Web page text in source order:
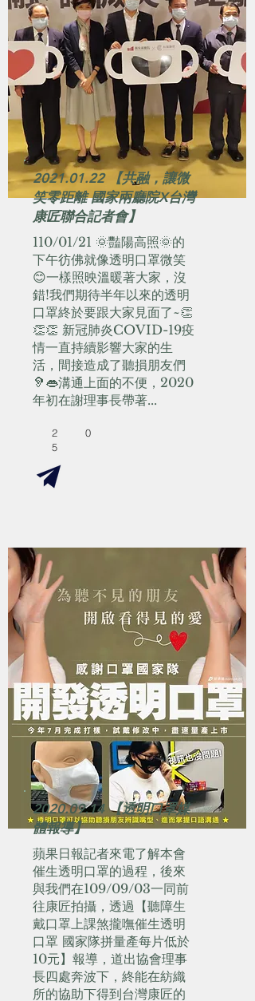
2021.01.22【共融，讓微
笑零距離 國家兩廳院X台灣
康匠聯合記者會】
110/01/21 🌞豔陽高照🌞的
下午彷佛就像透明口罩微笑
😊一樣照映溫暖著大家，沒
錯!我們期待半年以來的透明
口罩終於要跟大家見面了~👏
👏👏 新冠肺炎COVID-19疫
情一直持續影響大家的生
活，間接造成了聽損朋友們
🦻👄溝通上面的不便，2020
年初在謝理事長帶著...
2
5
0
2020.09.14【透明口罩媒
體報導】
蘋果日報記者來電了解本會
催生透明口罩的過程，後來
與我們在109/09/03一同前
往康匠拍攝，透過【聽障生
戴口罩上課煞攏嘸催生透明
口罩 國家隊拼量產每片低於
10元】報導，道出協會理事
長四處奔波下，終能在紡織
所的協助下得到台灣康匠的